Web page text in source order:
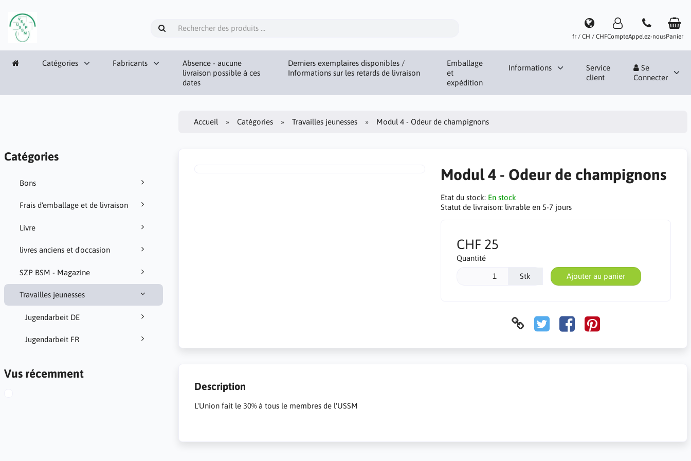
fr / CH / CHFCompteAppelez-nousPanier
Catégories Fabricants
Absence - aucune
livraison possible à ces
dates
Derniers exemplaires disponibles /
Informations sur les retards de livraison
Emballage
et
expédition
Informations
Service
client
Se
Connecter
Catégories
Bons
Frais d'emballage et de livraison
Livre
livres anciens et d'occasion
SZP BSM - Magazine
Travailles jeunesses
Jugendarbeit DE
Jugendarbeit FR
Vus récemment
Accueil Catégories Travailles jeunesses Modul 4 - Odeur de champignons
Modul 4 - Odeur de champignons
Etat du stock: En stock
Statut de livraison: livrable en 5-7 jours
CHF 25
Quantité
Stk Ajouter au panier
Description
L'Union fait le 30% à tous le membres de l'USSM